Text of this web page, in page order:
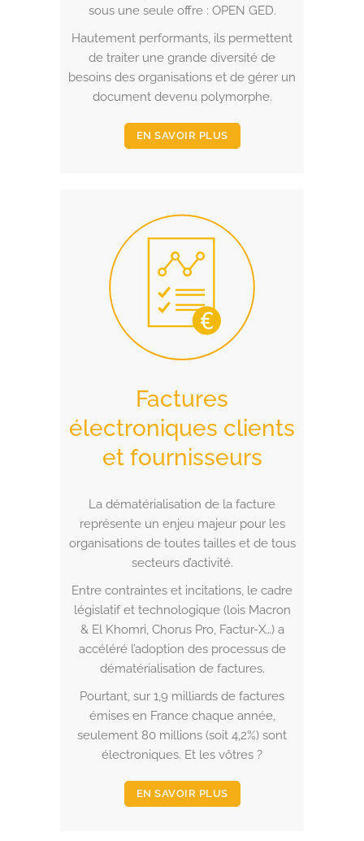
sous une seule offre : OPEN GED.
Hautement performants, ils permettent
de traiter une grande diversité de
besoins des organisations et de gérer un
document devenu polymorphe.
EN SAVOIR PLUS
Factures
électroniques clients
et fournisseurs
La dématérialisation de la facture
représente un enjeu majeur pour les
organisations de toutes tailles et de tous
secteurs d’activité.
Entre contraintes et incitations, le cadre
législatif et technologique (lois Macron
& El Khomri, Chorus Pro, Factur-X…) a
accéléré l’adoption des processus de
dématérialisation de factures.
Pourtant, sur 1,9 milliards de factures
émises en France chaque année,
seulement 80 millions (soit 4,2%) sont
électroniques. Et les vôtres ?
EN SAVOIR PLUS